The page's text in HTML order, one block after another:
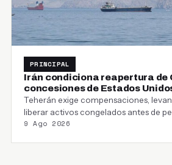
PRINCIPAL
Irán condiciona reapertura de
concesiones de Estados
Teherán exige compensaciones,
liberar activos congelados antes de
del estrecho…
9 Ago 2026